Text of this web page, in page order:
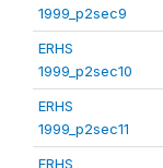
1999_p2sec9
ERHS
1999_p2sec10
ERHS
1999_p2sec11
ERHS